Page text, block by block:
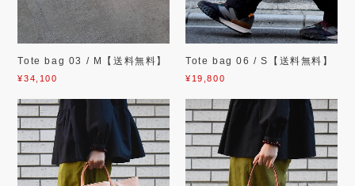
Tote bag 03 / M【送料無料】
¥34,100
Tote bag 06 / S【送料無料】
¥19,800